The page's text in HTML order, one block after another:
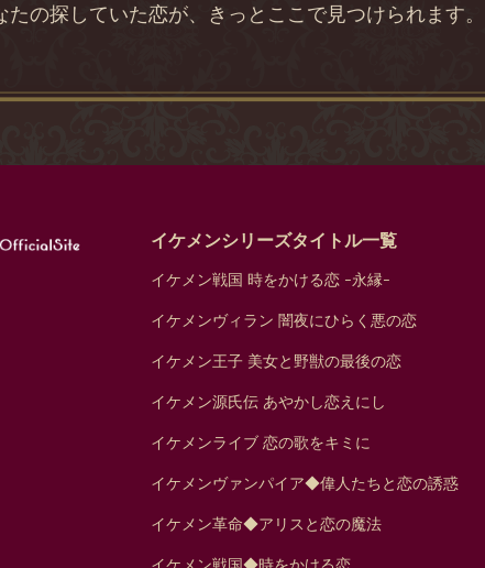
たの探していた恋が、きっとここで見つけられます。
イケメンシリーズタイトル一覧
イケメン戦国 時をかける恋 -永縁-
イケメンヴィラン 闇夜にひらく悪の恋
イケメン王子 美女と野獣の最後の恋
イケメン源氏伝 あやかし恋えにし
イケメンライブ 恋の歌をキミに
イケメンヴァンパイア◆偉人たちと恋の誘惑
イケメン革命◆アリスと恋の魔法